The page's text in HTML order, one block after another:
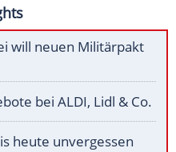
will neuen Militärpakt
bei ALDI, Lidl & Co.
heute unvergessen